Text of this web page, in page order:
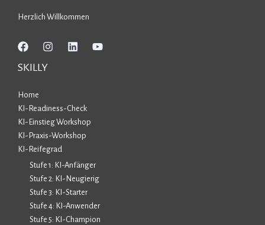
Herzlich Willkommen
SKILLY
Home
KI-Readiness-Check
KI-Einstieg Workshop
KI-Praxis-Workshop
KI-Reifegrad
Stufe 1: KI-Anfänger
Stufe 2: KI-Neugierig
Stufe 3: KI-Starter
Stufe 4: KI-Anwender
Stufe 5: KI-Champion